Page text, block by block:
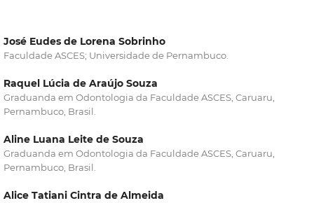
José Eudes de Lorena Sobrinho
Faculdade ASCES; Universidade de Pernambuco.
Raquel Lúcia de Araújo Souza
Graduanda em Odontologia da Faculdade ASCES, Caruaru,
Pernambuco, Brasil.
Aline Luana Leite de Souza
Graduanda em Odontologia da Faculdade ASCES, Caruaru,
Pernambuco, Brasil.
Alice Tatiani Cintra de Almeida